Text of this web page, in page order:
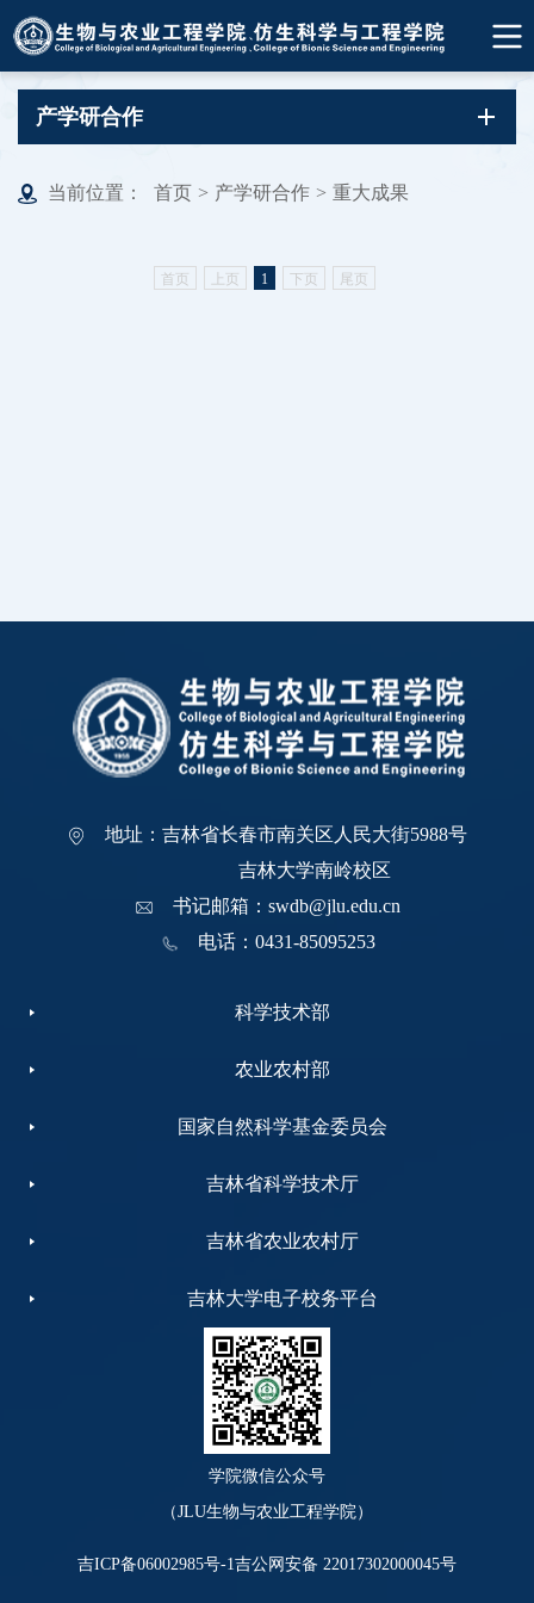
产学研合作
当前位置： 首页 > 产学研合作 > 重大成果
首页 上页 1 下页 尾页
地址：吉林省长春市南关区人民大街5988号
吉林大学南岭校区
书记邮箱：swdb@jlu.edu.cn
电话：0431-85095253
科学技术部
农业农村部
国家自然科学基金委员会
吉林省科学技术厅
吉林省农业农村厅
吉林大学电子校务平台
学院微信公众号
（JLU生物与农业工程学院）
吉ICP备06002985号-1吉公网安备 22017302000045号